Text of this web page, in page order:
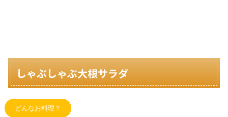
しゃぶしゃぶ大根サラダ
どんなお料理？